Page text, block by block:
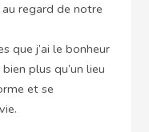
au regard de notre
que j’ai le bonheur
plus qu’un lieu
et se